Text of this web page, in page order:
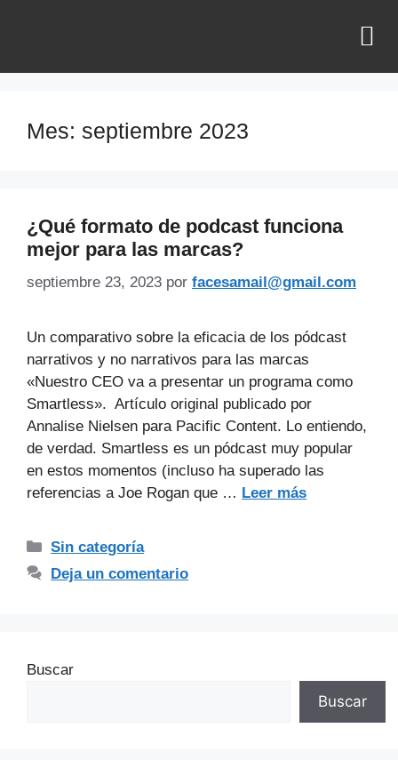
Mes: septiembre 2023
¿Qué formato de podcast funciona
mejor para las marcas?
septiembre 23, 2023 por facesamail@gmail.com
Un comparativo sobre la eficacia de los pódcast
narrativos y no narrativos para las marcas
«Nuestro CEO va a presentar un programa como
Smartless». Artículo original publicado por
Annalise Nielsen para Pacific Content. Lo entiendo,
de verdad. Smartless es un pódcast muy popular
en estos momentos (incluso ha superado las
referencias a Joe Rogan que … Leer más
Sin categoría
Deja un comentario
Buscar
Buscar